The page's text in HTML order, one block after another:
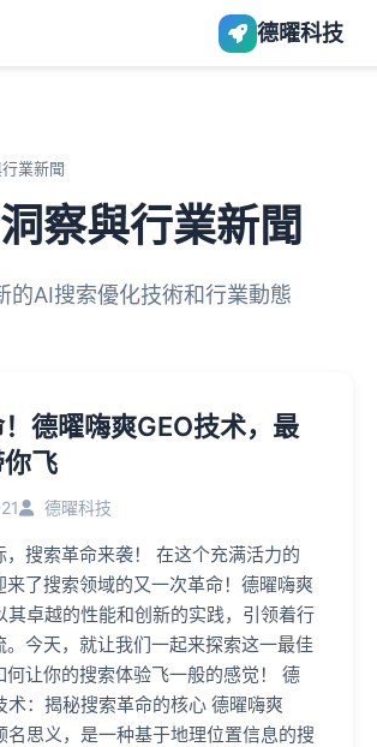
德曜科技
業新聞
察與行業新聞
的AI搜索優化技術和行業動態
德曜嗨爽GEO技术，最
飞
德曜科技
，搜索革命来袭！ 在这个充满活力的
来了搜索领域的又一次革命！德曜嗨爽
其卓越的性能和创新的实践，引领着行
。今天，就让我们一起来探索这一最佳
何让你的搜索体验飞一般的感觉！ 德
术：揭秘搜索革命的核心 德曜嗨爽
名思义，是一种基于地理位置信息的搜